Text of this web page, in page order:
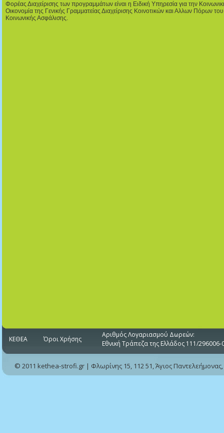
Φορέας Διαχείρισης των προγραμμάτων είναι η Ειδική Υπηρεσία για την
Οικονομία της Γενικής Γραμματείας Διαχείρισης Κοινοτικών και Αλλων Πόρων
Κοινωνικής Ασφάλισης.
ΚΕΘΕΑ Όροι Χρήσης
Αριθμός Λογαριασμού Δωρεών:
Εθνική Τράπεζα της Ελλάδος 111/296006-
© 2011 kethea-strofi.gr | Φλωρίνης 15, 112 51, Άγιος Παντελεήμονας,